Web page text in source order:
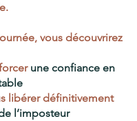
vous découvrirez
une confiance en
libérer définitivement
l’imposteur